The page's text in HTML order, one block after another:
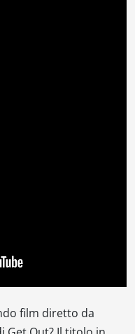
film diretto da